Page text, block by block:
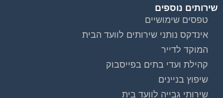
שירותים נוספים
טפסים שימושיים
אינדקס נותני שירותים לוועד הבית
המוקד לדייר
קהילת ועדי בתים בפייסבוק
שיפוץ בניינים
שירותי גבייה לוועד בית